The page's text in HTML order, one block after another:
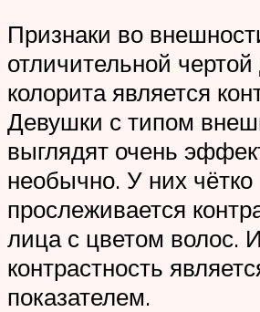
Признаки во
отличительной чертой
колорита является
Девушки с типом
выглядят очень
необычно. У них чётко
прослеживается
лица с цветом волос.
контрастность
показателем.